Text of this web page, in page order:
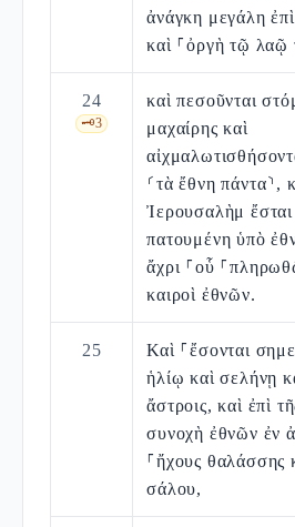
ἀνάγκη μεγάλη
καὶ ⸀ὀργὴ τῷ λαῷ
24
🗝️3
καὶ πεσοῦνται
μαχαίρης καὶ
⸂τὰ ἔθνη πάντα⸃,
Ἰερουσαλὴμ ἔσται
πατουμένη ὑπὸ
ἄχρι ⸀οὗ
καιροὶ ἐθνῶν.
25
Καὶ ⸀ἔσονται
ἡλίῳ καὶ σελήνῃ
ἄστροις, καὶ ἐπὶ
συνοχὴ ἐθνῶν ἐν
⸀ἤχους θαλάσσης
σάλου,